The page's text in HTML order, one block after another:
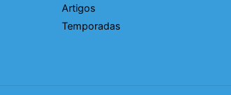
Artigos
Temporadas